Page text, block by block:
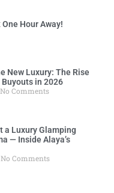
Hour Away!
New Luxury: The Rise
in 2026
No Comments
a Luxury Glamping
— Inside Alaya’s
No Comments